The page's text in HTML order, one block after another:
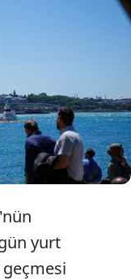
yurt
gösteriyor.
tahminlerine
yağış
ise hava
çıkması
yurt